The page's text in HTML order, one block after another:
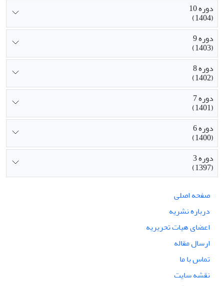
دوره 10
(1404)
دوره 9
(1403)
دوره 8
(1402)
دوره 7
(1401)
دوره 6
(1400)
دوره 3
(1397)
صفحه اصلی
درباره نشریه
اعضای هیات تحریریه
ارسال مقاله
تماس با ما
نقشه سایت